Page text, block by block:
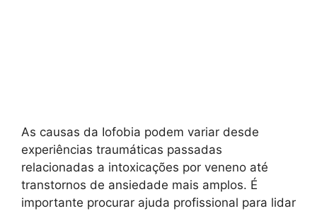
As causas da Iofobia podem variar desde
experiências traumáticas passadas
relacionadas a intoxicações por veneno até
transtornos de ansiedade mais amplos. É
importante procurar ajuda profissional para lidar